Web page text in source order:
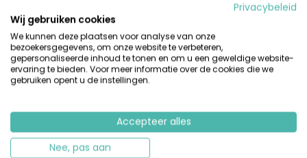
wakeboardbaan, een spectaculair funpark, pannafield,
een levensgroot sportveld... Of relax en speel een
spelletje op de Playstation met je vakantievrienden in
The Zone. Tieners kunnen hun social media updaten
met de leukste vakantiefoto's of gewoon surfen op het
internet? Op de camping is wifi...
Vanaf de camping ontdek je de mooiste plekken van
Gelderland.
Per fiets, wandelend of over het water kun je Gelderland
Privacybeleid
Wij gebruiken cookies
We kunnen deze plaatsen voor analyse van onze
bezoekersgegevens, om onze website te verbeteren,
gepersonaliseerde inhoud te tonen en om u een geweldige website-
ervaring te bieden. Voor meer informatie over de cookies die we
gebruiken opent u de instellingen.
Accepteer alles
Nee, pas aan